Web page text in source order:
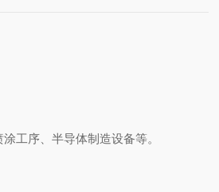
工序、半导体制造设备等。